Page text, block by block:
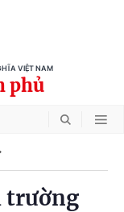
VIỆT NAM
phủ
trường